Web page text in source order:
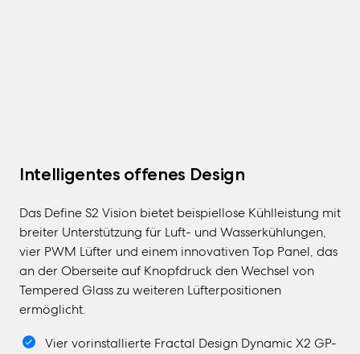
Intelligentes offenes Design
Das Define S2 Vision bietet beispiellose Kühlleistung mit
breiter Unterstützung für Luft- und Wasserkühlungen,
vier PWM Lüfter und einem innovativen Top Panel, das
an der Oberseite auf Knopfdruck den Wechsel von
Tempered Glass zu weiteren Lüfterpositionen
ermöglicht.
Vier vorinstallierte Fractal Design Dynamic X2 GP-